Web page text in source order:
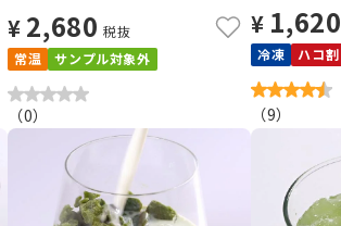
¥ 2,680 税抜
常温
サンプル対象外
（0）
¥ 1,620
冷凍
ハコ割
（9）